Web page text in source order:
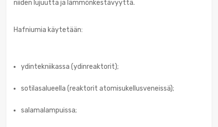
niiden lujuutta ja lämmönkestävyyttä.
Hafniumia käytetään:
ydintekniikassa (ydinreaktorit);
sotilasalueella (reaktorit atomisukellusveneissä);
salamalampuissa;